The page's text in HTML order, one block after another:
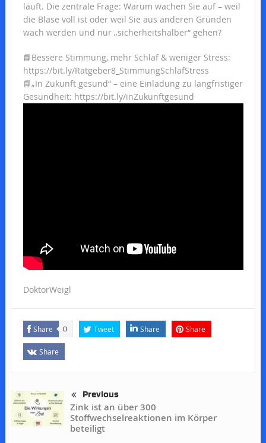
läuft. Die zentrale Frage: Warum wachen Sie auf – weil
die Blase voll ist oder weil Sie aus anderen Gründen
wach werden und nur „sicherheitshalber“ gehen?
📘Bessere Stimmung, mehr Schlaf & weniger Stress:
https://bit.ly/Ratgeber8_StimmungSchlafStress
📘„In Zukunft gesund“ – eine Einladung zu langfristiger
Gesundheit: https://bit.ly/inZukunftgesund
DoktorWeigl
Share 0 Tweet Share Share
Share
Previous
Zink ist an über 300
Stoffwechselreaktionen im Körper
beteiligt